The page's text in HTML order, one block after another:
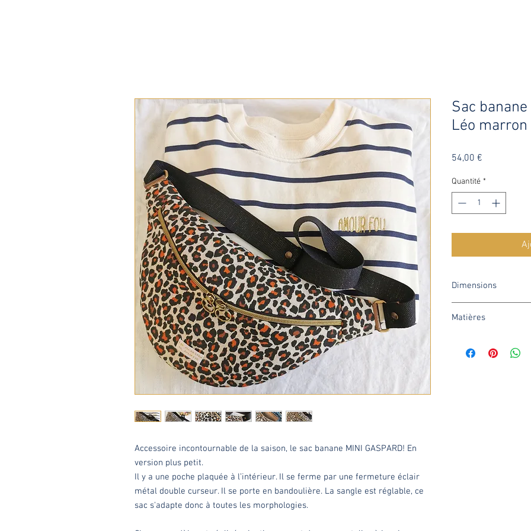
Accessoire incontournable de la saison, le sac banane MINI GASPARD! En
version plus petit.
Il y a une poche plaquée à l’intérieur. Il se ferme par une fermeture éclair
métal double curseur. Il se porte en bandoulière. La sangle est réglable, ce
sac s'adapte donc à toutes les morphologies.
Sac banane
Léo marron
54,00 €
Quantité *
Dimensions
Hauteur: environ 18cm
Anse réglable de 50cm
Matières
marron.